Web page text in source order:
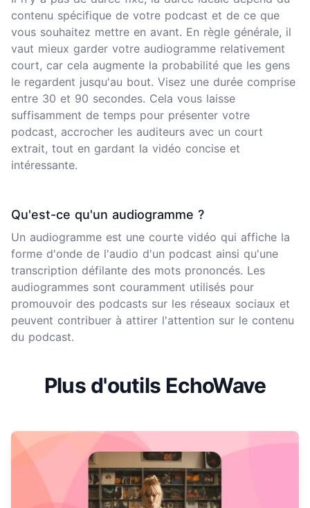
contenu spécifique de votre podcast et de ce que
vous souhaitez mettre en avant. En règle générale, il
vaut mieux garder votre audiogramme relativement
court, car cela augmente la probabilité que les gens
le regardent jusqu'au bout. Visez une durée comprise
entre 30 et 90 secondes. Cela vous laisse
suffisamment de temps pour présenter votre
podcast, accrocher les auditeurs avec un court
extrait, tout en gardant la vidéo concise et
intéressante.
Qu'est-ce qu'un audiogramme ?
Un audiogramme est une courte vidéo qui affiche la
forme d'onde de l'audio d'un podcast ainsi qu'une
transcription défilante des mots prononcés. Les
audiogrammes sont couramment utilisés pour
promouvoir des podcasts sur les réseaux sociaux et
peuvent contribuer à attirer l'attention sur le contenu
du podcast.
Plus d'outils EchoWave
En savoir plus sur Visualiseur de musique